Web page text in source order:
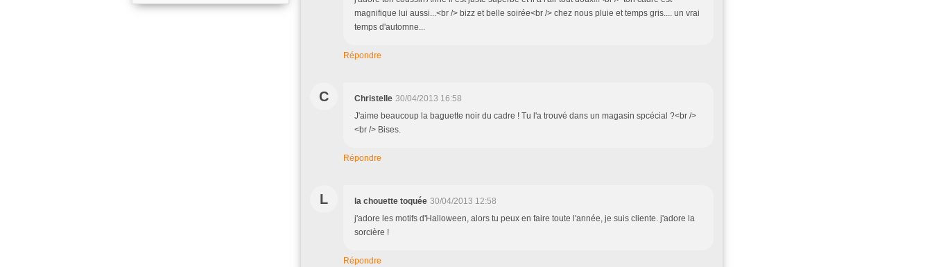
magnifique lui aussi...<br /> bizz et belle soirée<br /> chez nous pluie et temps gris.... un vrai
temps d'automne...
Répondre
C Christelle 30/04/2013 16:58
J'aime beaucoup la baguette noir du cadre ! Tu l'a trouvé dans un magasin spcécial ?<br />
<br /> Bises.
Répondre
L la chouette toquée 30/04/2013 12:58
j'adore les motifs d'Halloween, alors tu peux en faire toute l'année, je suis cliente. j'adore la
sorcière !
Répondre